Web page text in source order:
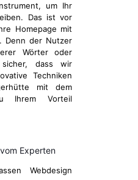
um Ihr
Das ist vor
Homepage mit
Denn der Nutzer
Wörter oder
dass wir
Techniken
mit dem
Ihrem Vorteil
Experten